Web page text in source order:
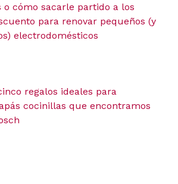
o cómo sacarle partido a los
para renovar pequeños (y
electrodomésticos
regalos ideales para
cocinillas que encontramos